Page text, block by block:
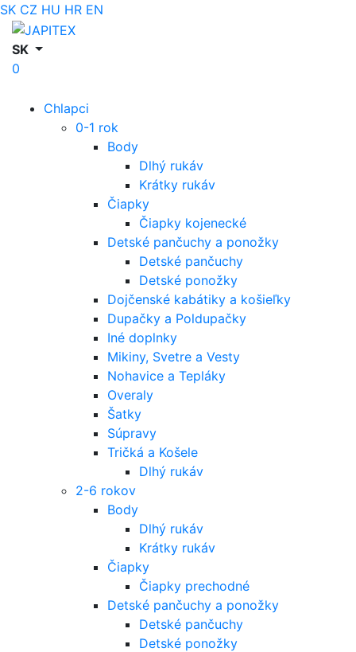
SK CZ HU HR EN
SK
0
Chlapci
0-1 rok
Body
Dlhý rukáv
Krátky rukáv
Čiapky
Čiapky kojenecké
Detské pančuchy a ponožky
Detské pančuchy
Detské ponožky
Dojčenské kabátiky a košieľky
Dupačky a Poldupačky
Iné doplnky
Mikiny, Svetre a Vesty
Nohavice a Tepláky
Overaly
Šatky
Súpravy
Tričká a Košele
Dlhý rukáv
2-6 rokov
Body
Dlhý rukáv
Krátky rukáv
Čiapky
Čiapky prechodné
Detské pančuchy a ponožky
Detské pančuchy
Detské ponožky